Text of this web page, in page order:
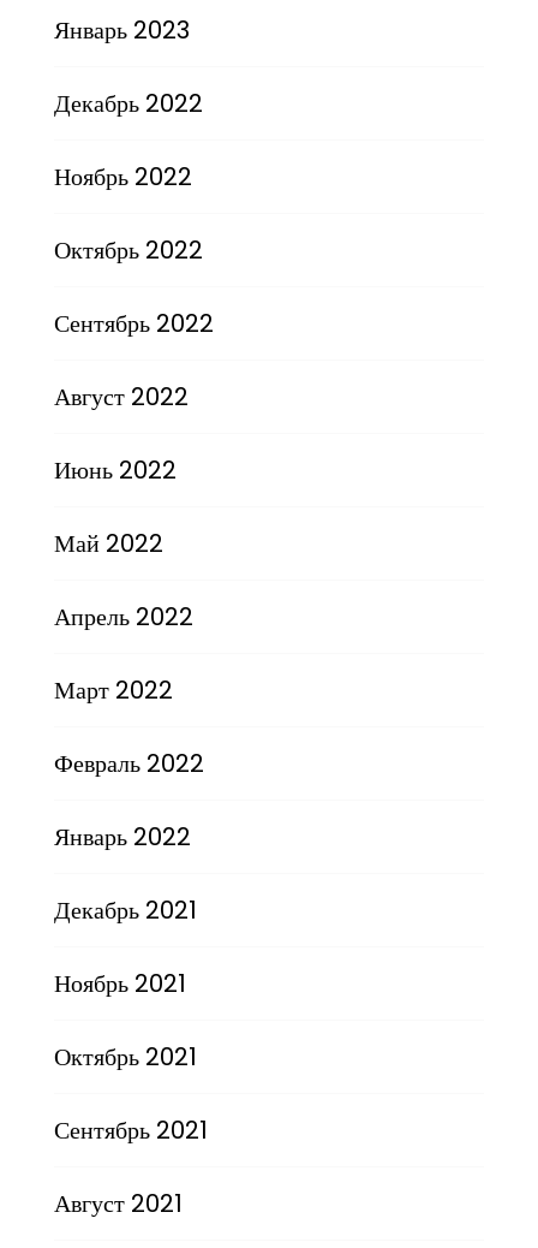
Январь 2023
Декабрь 2022
Ноябрь 2022
Октябрь 2022
Сентябрь 2022
Август 2022
Июнь 2022
Май 2022
Апрель 2022
Март 2022
Февраль 2022
Январь 2022
Декабрь 2021
Ноябрь 2021
Октябрь 2021
Сентябрь 2021
Август 2021